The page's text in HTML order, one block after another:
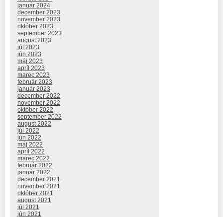
január 2024
december 2023
november 2023
október 2023
september 2023
august 2023
júl 2023
jún 2023
máj 2023
apríl 2023
marec 2023
február 2023
január 2023
december 2022
november 2022
október 2022
september 2022
august 2022
júl 2022
jún 2022
máj 2022
apríl 2022
marec 2022
február 2022
január 2022
december 2021
november 2021
október 2021
august 2021
júl 2021
jún 2021